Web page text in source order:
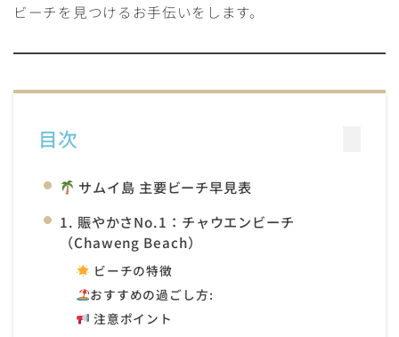
ビーチを見つけるお手伝いをします。
目次
サムイ島 主要ビーチ早見表
1. 賑やかさNo.1：チャウエンビーチ
（Chaweng Beach）
ビーチの特徴
おすすめの過ごし方:
注意ポイント